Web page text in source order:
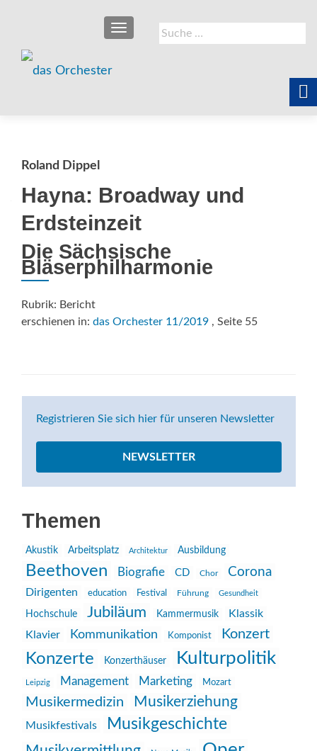
Suche
nach:
SCHALTE NAVIGATION
Roland Dippel
Hayna: Broadway und
Erdsteinzeit
Die Sächsische
Bläserphilharmonie
Rubrik: Bericht
erschienen in: das Orchester 11/2019 , Seite 55
Registrieren Sie sich hier für unseren Newsletter
NEWSLETTER
Themen
Akustik Arbeitsplatz Architektur Ausbildung
Beethoven Biografie CD Chor Corona
Dirigenten education Festival Führung Gesundheit
Hochschule Jubiläum Kammermusik
Klassik
Klavier
Kommunikation Komponist Konzert
Konzerte Konzerthäuser Kulturpolitik
Leipzig Management Marketing Mozart
Musikermedizin Musikerziehung
Musikfestivals Musikgeschichte